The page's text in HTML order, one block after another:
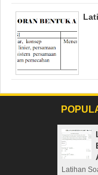
Latihan